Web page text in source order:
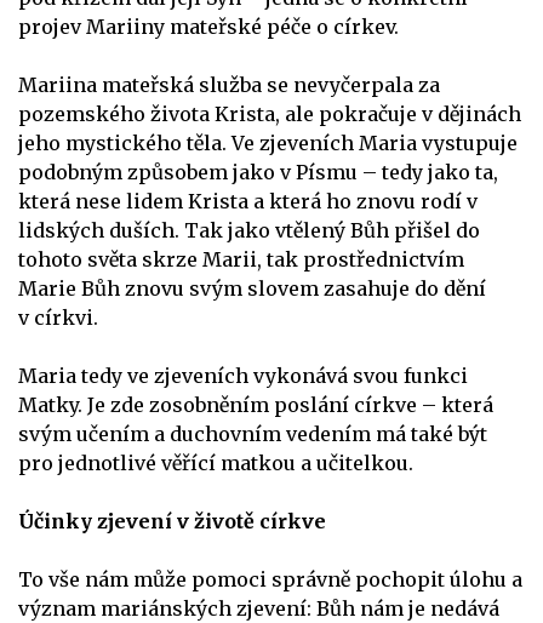
projev Mariiny mateřské péče o církev.
Mariina mateřská služba se nevyčerpala za
pozemského života Krista, ale pokračuje v dějinách
jeho mystického těla. Ve zjeveních Maria vystupuje
podobným způsobem jako v Písmu – tedy jako ta,
která nese lidem Krista a která ho znovu rodí v
lidských duších. Tak jako vtělený Bůh přišel do
tohoto světa skrze Marii, tak prostřednictvím
Marie Bůh znovu svým slovem zasahuje do dění
v církvi.
Maria tedy ve zjeveních vykonává svou funkci
Matky. Je zde zosobněním poslání církve – která
svým učením a duchovním vedením má také být
pro jednotlivé věřící matkou a učitelkou.
Účinky zjevení v životě církve
To vše nám může pomoci správně pochopit úlohu a
význam mariánských zjevení: Bůh nám je nedává